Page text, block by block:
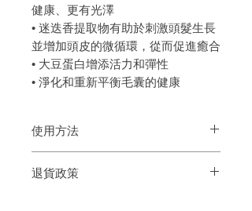
健康、更有光澤
• 迷迭香提取物有助於刺激頭髮生長
並增加頭皮的微循環，從而促進癒合
• 大豆蛋白增添活力和彈性
• 淨化和重新平衡毛囊的健康
使用方法
Shampoo在頭皮上。然後，用指尖輕輕
退貨政策